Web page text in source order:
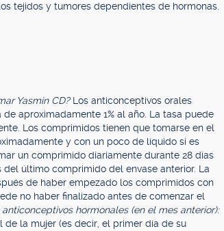
tejidos y tumores dependientes de hormonas.
Yasmin CD? Los anticonceptivos orales
aproximadamente 1% al año. La tasa puede
Los comprimidos tienen que tomarse en el
y con un poco de líquido si es
un comprimido diariamente durante 28 días
último comprimido del envase anterior. La
de haber empezado los comprimidos con
no haber finalizado antes de comenzar el
hormonales (en el mes anterior):
la mujer (es decir, el primer día de su